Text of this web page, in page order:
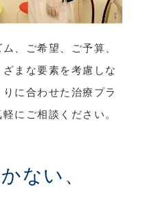
、ご希望、ご予算、
まな要素を考慮しな
に合わせた治療プラ
にご相談ください。
ない、